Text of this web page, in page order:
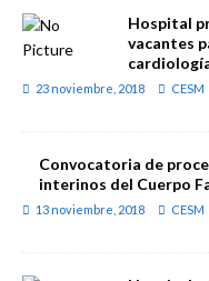
Hospital
vacantes
23 noviembre, 2018 CESM
Convocatoria de
interinos del Cuerpo
13 noviembre, 2018 CESM